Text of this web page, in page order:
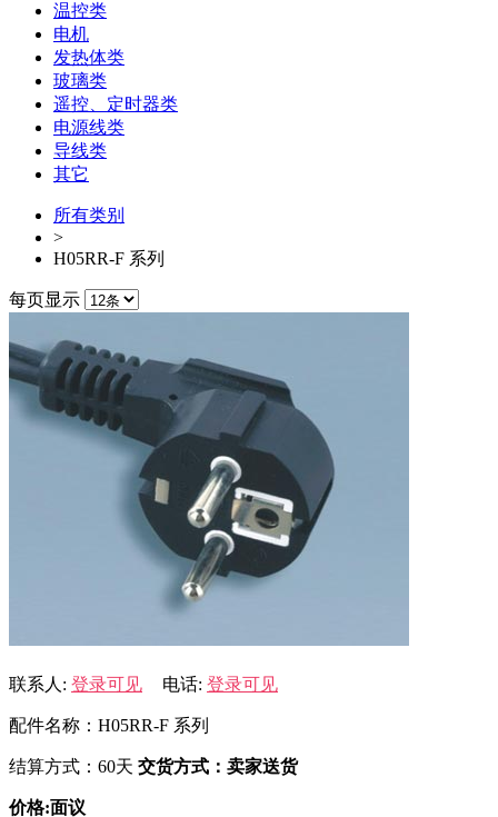
温控类
电机
发热体类
玻璃类
遥控、定时器类
电源线类
导线类
其它
所有类别
>
H05RR-F 系列
每页显示
联系人: 登录可见 电话: 登录可见
配件名称：H05RR-F 系列
结算方式：60天 交货方式：卖家送货
价格:面议